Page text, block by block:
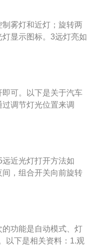
雪、沙尘、冰雹等低
驶时，应使用近光灯；
通信号灯控制的路口
好的路段，应使用近光
傍晚行驶时必须打开
雾灯和近灯；旋转两
显示图标。3远灯亮如
示远灯指示灯。4拨两
可。以下是关于汽车
调节灯光位置来调
现，不同车型需要调
的原理：传统的卤素
就是平时所说的“点发
地铺撒在路面，保证前
近光灯打开方法如
，组合开关向前旋转
道路有路灯的时候打
启远光灯，再向前旋
功能是自动模式、灯
以下是相关资料：1.观